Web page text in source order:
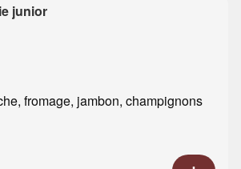
junior
fromage, jambon, champignons